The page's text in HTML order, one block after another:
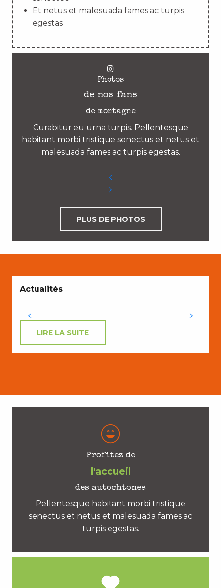
Et netus et malesuada fames ac turpis
egestas
Photos
de nos fans
de montagne
Curabitur eu urna turpis. Pellentesque
habitant morbi tristique senectus et netus et
malesuada fames ac turpis egestas.
PLUS DE PHOTOS
Actualités
LIRE LA SUITE
Profitez de
l'accueil
des autochtones
Pellentesque habitant morbi tristique
senectus et netus et malesuada fames ac
turpis egestas.